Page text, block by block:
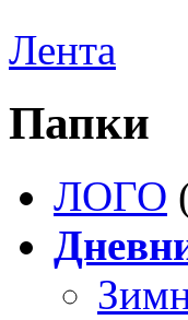
Лента
Папки
ЛОГО